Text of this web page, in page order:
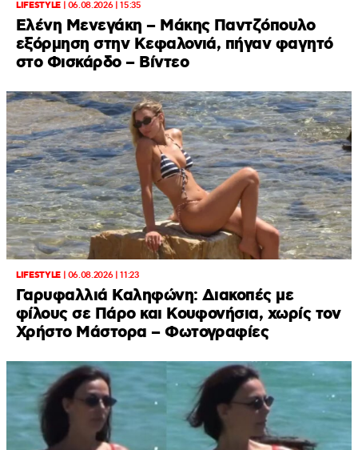
LIFESTYLE| 06.08.2026 | 15:35
Ελένη Μενεγάκη – Μάκης Παντζόπουλο
εξόρμηση στην Κεφαλονιά, πήγαν φαγητό
στο Φισκάρδο – Βίντεο
LIFESTYLE| 06.08.2026 | 11:23
Γαρυφαλλιά Καληφώνη: Διακοπές με
φίλους σε Πάρο και Κουφονήσια, χωρίς τον
Χρήστο Μάστορα – Φωτογραφίες